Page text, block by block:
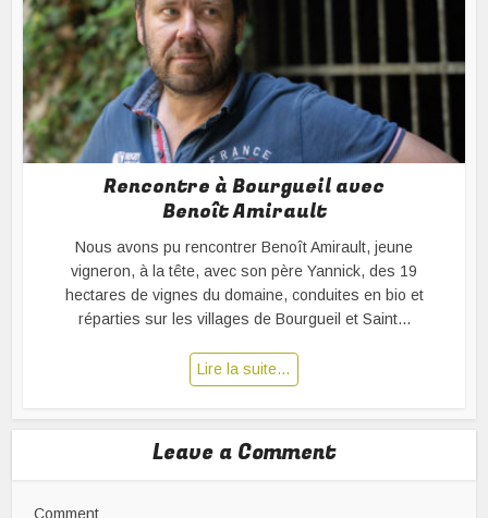
Rencontre à Bourgueil avec
Benoît Amirault
Nous avons pu rencontrer Benoît Amirault, jeune
vigneron, à la tête, avec son père Yannick, des 19
hectares de vignes du domaine, conduites en bio et
réparties sur les villages de Bourgueil et Saint...
Lire la suite…
Leave a Comment
Comment